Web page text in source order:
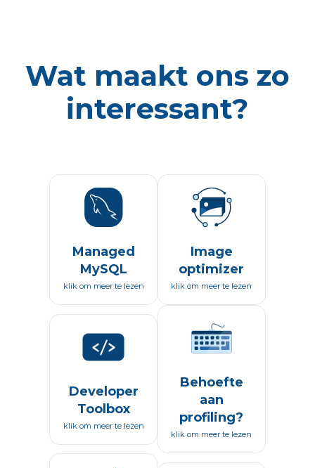
Wat maakt ons zo
interessant?
Managed
MySQL
klik om meer te lezen
Image
optimizer
klik om meer te lezen
Developer
Toolbox
klik om meer te lezen
Behoefte
aan
profiling?
klik om meer te lezen